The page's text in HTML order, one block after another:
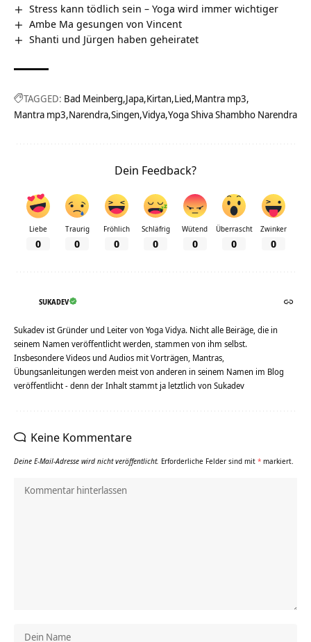
Stress kann tödlich sein – Yoga wird immer wichtiger
Ambe Ma gesungen von Vincent
Shanti und Jürgen haben geheiratet
TAGGED: Bad Meinberg Japa Kirtan Lied Mantra mp3
Mantra mp3 Narendra Singen Vidya Yoga Shiva Shambho Narendra
Dein Feedback?
Liebe
0
Traurig
0
Fröhlich
0
Schläfrig
0
Wütend
0
Überrascht
0
Zwinker
0
SUKADEV
Sukadev ist Gründer und Leiter von Yoga Vidya. Nicht alle Beiräge, die in
seinem Namen veröffentlicht werden, stammen von ihm selbst.
Insbesondere Videos und Audios mit Vorträgen, Mantras,
Übungsanleitungen werden meist von anderen in seinem Namen im Blog
veröffentlicht - denn der Inhalt stammt ja letztlich von Sukadev
Keine Kommentare
Deine E-Mail-Adresse wird nicht veröffentlicht. Erforderliche Felder sind mit * markiert.